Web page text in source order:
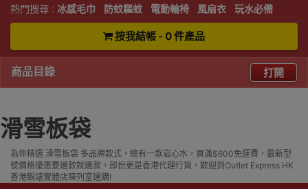
熱門搜尋 : 冰感毛巾 防蚊驅蚊 電動輪椅 風扇衣 玩水必備
按我結帳 - 0 件產品
商品目錄 打開
滑雪板袋
為你精選 滑雪板袋 多品牌款式，總有一款岩心水，買滿$600免運費，最新型
號價格優惠要邊款就邊款，部份更是香港代理行貨，歡迎到Outlet Express HK
香港觀塘實體店陳列室選購!